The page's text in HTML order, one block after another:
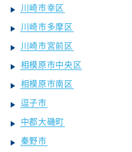
川崎市幸区
川崎市多摩区
川崎市宮前区
相模原市中央区
相模原市南区
逗子市
中郡大磯町
秦野市